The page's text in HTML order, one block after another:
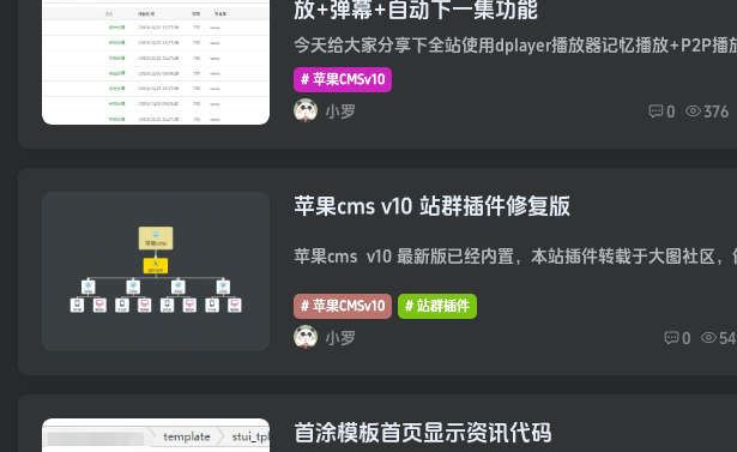
放+弹幕+自动下一集功能
# 苹果CMSv10
小罗 0 376
苹果cms v10 站群插件修复版
# 苹果CMSv10 # 站群插件
小罗 0 54
首涂模板首页显示资讯代码